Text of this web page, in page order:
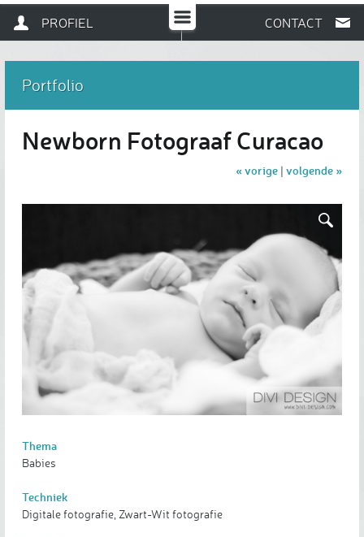
PROFIEL CONTACT
Portfolio
Newborn Fotograaf Curacao
« vorige| volgende »
Thema
Babies
Techniek
Digitale fotografie, Zwart-Wit fotografie